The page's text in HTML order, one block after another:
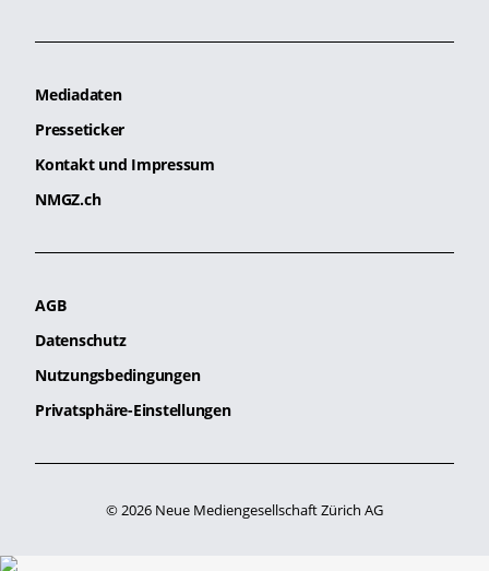
Mediadaten
Presseticker
Kontakt und Impressum
NMGZ.ch
AGB
Datenschutz
Nutzungsbedingungen
Privatsphäre-Einstellungen
© 2026 Neue Mediengesellschaft Zürich AG